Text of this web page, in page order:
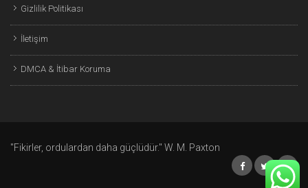
Gizlilik Politikası
İletişim
DMCA & İtibar Koruma
"Fikirler, ordulardan daha güçlüdür." W. M. Paxton